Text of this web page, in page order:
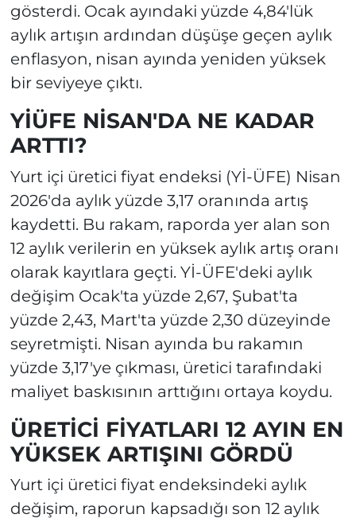
gösterdi. Ocak ayındaki yüzde 4,84'lük
aylık artışın ardından düşüşe geçen aylık
enflasyon, nisan ayında yeniden yüksek
bir seviyeye çıktı.
YİÜFE NİSAN'DA NE KADAR
ARTTI?
Yurt içi üretici fiyat endeksi (Yİ-ÜFE) Nisan
2026'da aylık yüzde 3,17 oranında artış
kaydetti. Bu rakam, raporda yer alan son
12 aylık verilerin en yüksek aylık artış oranı
olarak kayıtlara geçti. Yİ-ÜFE'deki aylık
değişim Ocak'ta yüzde 2,67, Şubat'ta
yüzde 2,43, Mart'ta yüzde 2,30 düzeyinde
seyretmişti. Nisan ayında bu rakamın
yüzde 3,17'ye çıkması, üretici tarafındaki
maliyet baskısının arttığını ortaya koydu.
ÜRETİCİ FİYATLARI 12 AYIN EN
YÜKSEK ARTIŞINI GÖRDÜ
Yurt içi üretici fiyat endeksindeki aylık
değişim, raporun kapsadığı son 12 aylık